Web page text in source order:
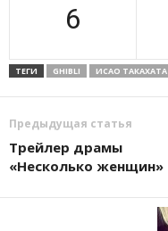
6
ТЕГИ GHIBLI ИСАО ТАКАХАТА
Предыдущая статья
Трейлер драмы
«Несколько женщин»